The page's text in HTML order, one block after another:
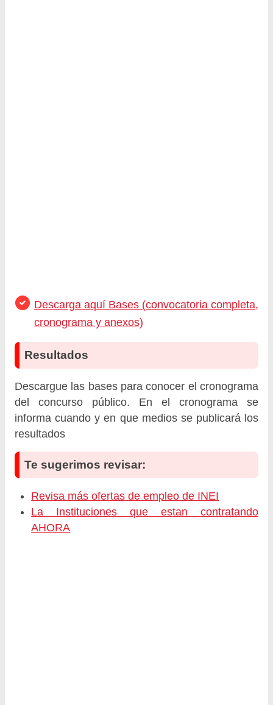
Descarga aquí Bases (convocatoria completa,
cronograma y anexos)
Resultados
Descargue las bases para conocer el cronograma
del concurso público. En el cronograma se
informa cuando y en que medios se publicará los
resultados
Te sugerimos revisar:
Revisa más ofertas de empleo de INEI
La Instituciones que estan contratando
AHORA